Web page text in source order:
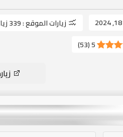
زيارات الموقع :339 زيارات
5
(
53
)